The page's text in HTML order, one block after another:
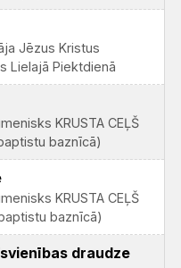
Jēzus Kristus
Lielajā Piektdienā
KRUSTA CEĻŠ
baznīcā)
KRUSTA CEĻŠ
baznīcā)
draudze